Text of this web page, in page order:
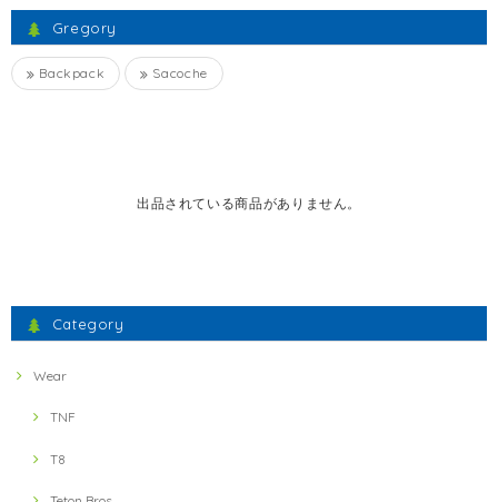
Gregory
Backpack Sacoche
出品されている商品がありません。
Category
Wear
TNF
T8